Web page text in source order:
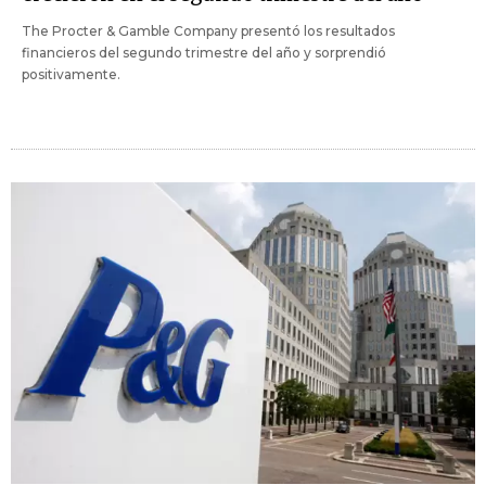
The Procter & Gamble Company presentó los resultados
financieros del segundo trimestre del año y sorprendió
positivamente.